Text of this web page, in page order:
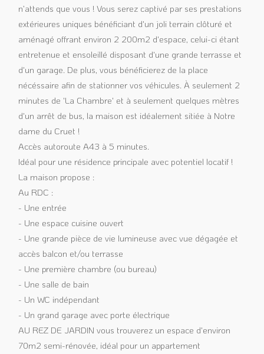
n’attends que vous ! Vous serez captivé par ses prestations
extérieures uniques bénéficiant d'un joli terrain clôturé et
aménagé offrant environ 2 200m2 d'espace, celui-ci étant
entretenue et ensoleillé disposant d'une grande terrasse et
d'un garage. De plus, vous bénéficierez de la place
nécéssaire afin de stationner vos véhicules. À seulement 2
minutes de 'La Chambre' et à seulement quelques mètres
d'un arrêt de bus, la maison est idéalement sitiée à Notre
dame du Cruet !
Accès autoroute A43 à 5 minutes.
Idéal pour une résidence principale avec potentiel locatif !
La maison propose :
Au RDC :
- Une entrée
- Une espace cuisine ouvert
- Une grande pièce de vie lumineuse avec vue dégagée et
accès balcon et/ou terrasse
- Une première chambre (ou bureau)
- Une salle de bain
- Un WC indépendant
- Un grand garage avec porte électrique
AU REZ DE JARDIN vous trouverez un espace d'environ
70m2 semi-rénovée, idéal pour un appartement